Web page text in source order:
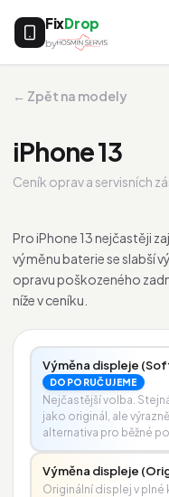
FixDrop
by
← Zpět na modely
iPhone 13
Ceník oprav a servisních
Pro iPhone 13 nejčastěji
výměnu baterie se slabší
opravu poškozeného
níže v ceníku.
Výměna displeje
DOPORUČUJEME
Nejčastější volba.
jako originál, ale
alternativa pro běžné
Výměna displeje
Originální displej v plné